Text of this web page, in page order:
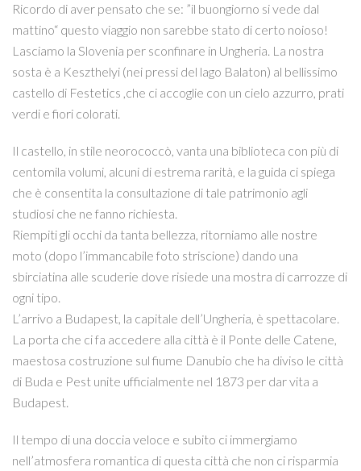
Ricordo di aver pensato che se: ”il buongiorno si vede dal
mattino“ questo viaggio non sarebbe stato di certo noioso!
Lasciamo la Slovenia per sconfinare in Ungheria. La nostra
sosta è a Keszthelyi (nei pressi del lago Balaton) al bellissimo
castello di Festetics ,che ci accoglie con un cielo azzurro, prati
verdi e fiori colorati.
Il castello, in stile neorococcò, vanta una biblioteca con più di
centomila volumi, alcuni di estrema rarità, e la guida ci spiega
che è consentita la consultazione di tale patrimonio agli
studiosi che ne fanno richiesta.
Riempiti gli occhi da tanta bellezza, ritorniamo alle nostre
moto (dopo l’immancabile foto striscione) dando una
sbirciatina alle scuderie dove risiede una mostra di carrozze di
ogni tipo.
L’arrivo a Budapest, la capitale dell’Ungheria, è spettacolare.
La porta che ci fa accedere alla città è il Ponte delle Catene,
maestosa costruzione sul fiume Danubio che ha diviso le città
di Buda e Pest unite ufficialmente nel 1873 per dar vita a
Budapest.
Il tempo di una doccia veloce e subito ci immergiamo
nell’atmosfera romantica di questa città che non ci risparmia